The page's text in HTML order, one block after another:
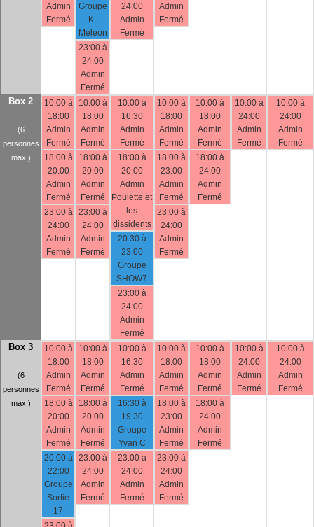
Admin
Fermé
Groupe
K-
Meleon
23:00 à
24:00
Admin
Fermé
24:00
Admin
Fermé
Admin
Fermé
Box 2
(6
personnes
max.)
10:00 à
18:00
Admin
Fermé
18:00 à
20:00
Admin
Fermé
23:00 à
24:00
Admin
Fermé
10:00 à
18:00
Admin
Fermé
18:00 à
20:00
Admin
Fermé
23:00 à
24:00
Admin
Fermé
10:00 à
16:30
Admin
Fermé
18:00 à
20:00
Admin
Poulette et
les
dissidents
20:30 à
23:00
Groupe
SHOW7
23:00 à
24:00
Admin
Fermé
10:00 à
18:00
Admin
Fermé
18:00 à
23:00
Admin
Fermé
23:00 à
24:00
Admin
Fermé
10:00 à
18:00
Admin
Fermé
18:00 à
24:00
Admin
Fermé
10:00 à
24:00
Admin
Fermé
10:00 à
24:00
Admin
Fermé
Box 3
(6
personnes
max.)
10:00 à
18:00
Admin
Fermé
18:00 à
20:00
Admin
Fermé
20:00 à
22:00
Groupe
Sortie
17
10:00 à
18:00
Admin
Fermé
18:00 à
20:00
Admin
Fermé
23:00 à
24:00
Admin
Fermé
10:00 à
16:30
Admin
Fermé
16:30 à
19:30
Groupe
Yvan C
23:00 à
24:00
Admin
Fermé
10:00 à
18:00
Admin
Fermé
18:00 à
23:00
Admin
Fermé
23:00 à
24:00
Admin
Fermé
10:00 à
18:00
Admin
Fermé
18:00 à
24:00
Admin
Fermé
10:00 à
24:00
Admin
Fermé
10:00 à
24:00
Admin
Fermé